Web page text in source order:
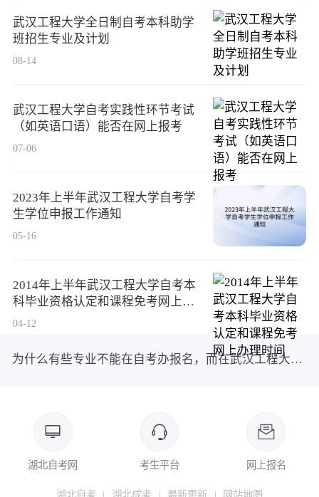
武汉工程大学全日制自考本科助学
班招生专业及计划
08-14
武汉工程大学自考实践性环节考试
（如英语口语）能否在网上报考
07-06
2023年上半年武汉工程大学自考学
生学位申报工作通知
05-16
2014年上半年武汉工程大学自考本
科毕业资格认定和课程免考网上办
理时间
04-12
为什么有些专业不能在自考办报名，而在武汉工程大学自考可以报考
湖北自考网 考生平台 网上报名